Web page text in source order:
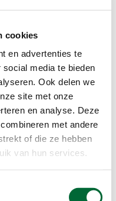
cookies
en advertenties te
media te bieden
Ook delen we
site met onze
en analyse. Deze
met andere
of die ze hebben
van hun services.
afstanden)